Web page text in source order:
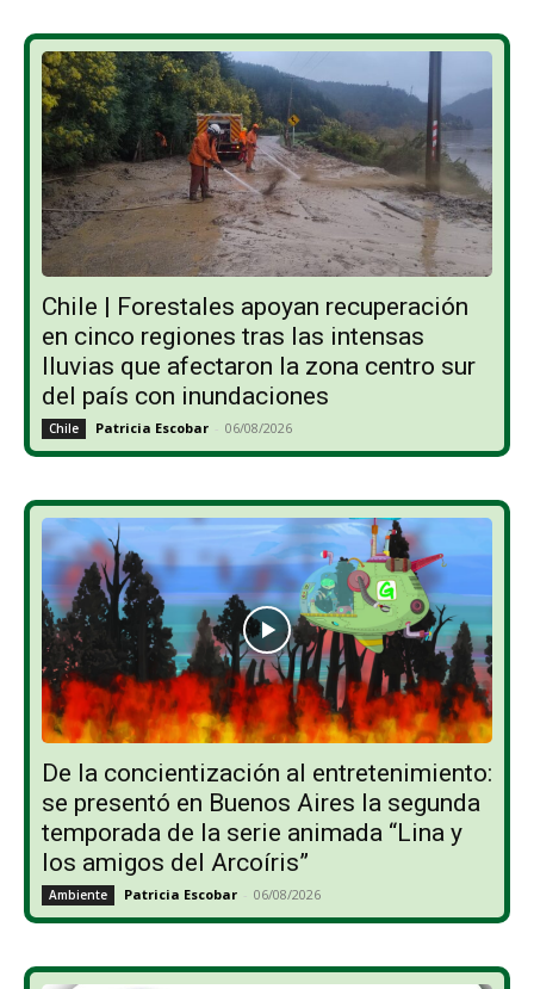
Chile | Forestales apoyan recuperación
en cinco regiones tras las intensas
lluvias que afectaron la zona centro sur
del país con inundaciones
Chile Patricia Escobar - 06/08/2026
De la concientización al entretenimiento:
se presentó en Buenos Aires la segunda
temporada de la serie animada “Lina y
los amigos del Arcoíris”
Ambiente Patricia Escobar - 06/08/2026